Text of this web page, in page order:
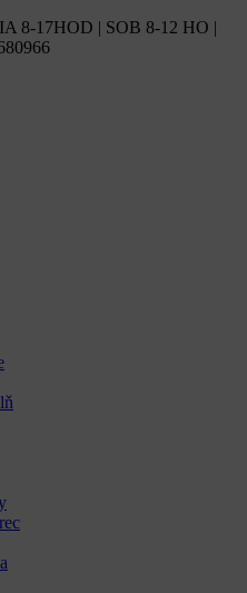
8-17HOD | SOB 8-12 HO |